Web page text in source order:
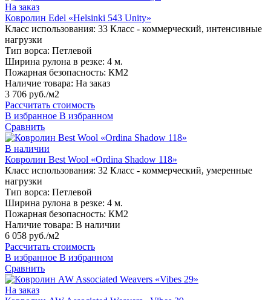
На заказ
Ковролин Edel «Helsinki 543 Unity»
Класс использования: 33 Класс - коммерческий, интенсивные
нагрузки
Тип ворса: Петлевой
Ширина рулона в резке: 4 м.
Пожарная безопасность: КМ2
Наличие товара: На заказ
3 706 руб./м2
Рассчитать стоимость
В избранное В избранном
Сравнить
В наличии
Ковролин Best Wool «Ordina Shadow 118»
Класс использования: 32 Класс - коммерческий, умеренные
нагрузки
Тип ворса: Петлевой
Ширина рулона в резке: 4 м.
Пожарная безопасность: КМ2
Наличие товара: В наличии
6 058 руб./м2
Рассчитать стоимость
В избранное В избранном
Сравнить
На заказ